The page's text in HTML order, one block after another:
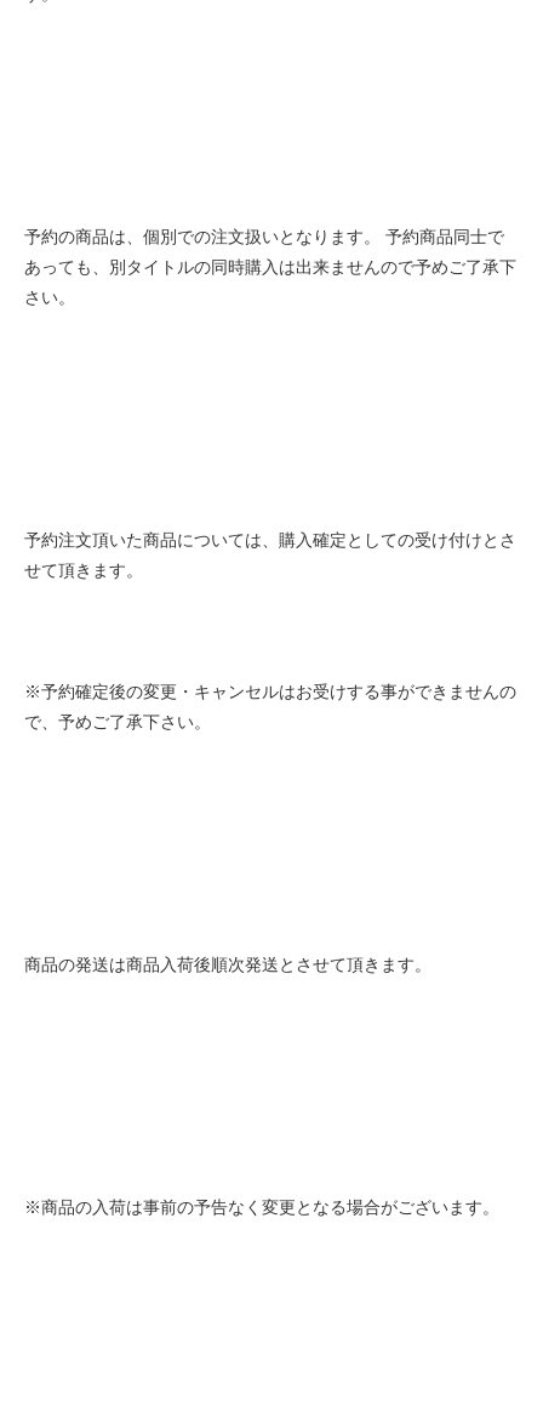
予約の商品は、個別での注文扱いとなります。 予約商品同士で
あっても、別タイトルの同時購入は出来ませんので予めご了承下
さい。
予約注文頂いた商品については、購入確定としての受け付けとさ
せて頂きます。
※予約確定後の変更・キャンセルはお受けする事ができませんの
で、予めご了承下さい。
商品の発送は商品入荷後順次発送とさせて頂きます。
※商品の入荷は事前の予告なく変更となる場合がございます。